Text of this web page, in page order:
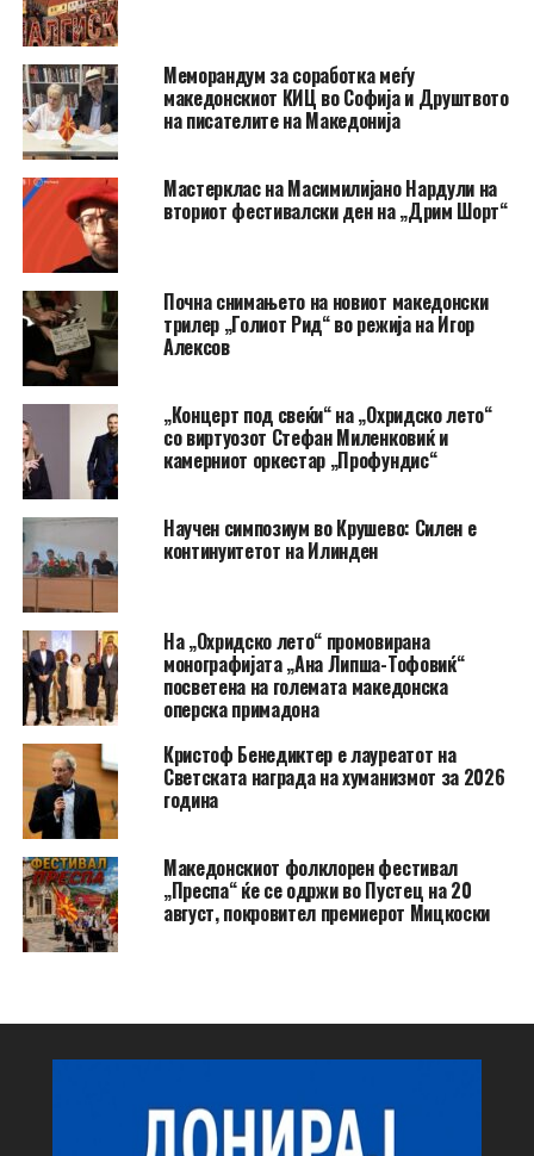
Меморандум за соработка меѓу
македонскиот КИЦ во Софија и Друштвото
на писателите на Македонија
Мастерклас на Масимилијано Нардули на
вториот фестивалски ден на „Дрим Шорт“
Почна снимањето на новиот македонски
трилер „Голиот Рид“ во режија на Игор
Алексов
„Концерт под свеќи“ на „Охридско лето“
со виртуозот Стефан Миленковиќ и
камерниот оркестар „Профундис“
Научен симпозиум во Крушево: Силен е
континуитетот на Илинден
На „Охридско лето“ промовирана
монографијата „Ана Липша-Тофовиќ“
посветена на големата македонска
оперска примадона
Кристоф Бенедиктер е лауреатот на
Светската награда на хуманизмот за 2026
година
Македонскиот фолклорен фестивал
„Преспа“ ќе се одржи во Пустец на 20
август, покровител премиерот Мицкоски